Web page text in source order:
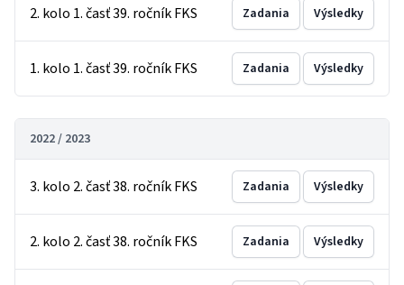
2. kolo 1. časť 39. ročník FKS Zadania Výsledky
1. kolo 1. časť 39. ročník FKS Zadania Výsledky
2022 / 2023
3. kolo 2. časť 38. ročník FKS Zadania Výsledky
2. kolo 2. časť 38. ročník FKS Zadania Výsledky